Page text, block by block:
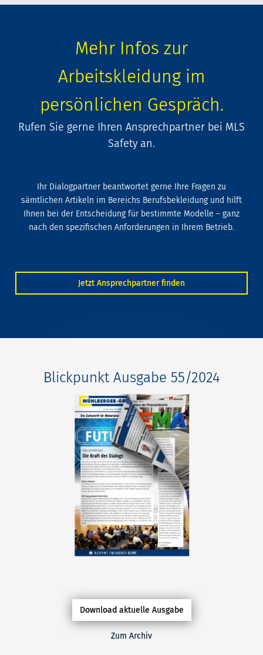
Mehr Infos zur
Arbeitskleidung im
persönlichen Gespräch.
Rufen Sie gerne Ihren Ansprechpartner bei MLS
Safety an.
Ihr Dialogpartner beantwortet gerne Ihre Fragen zu
sämtlichen Artikeln im Bereichs Berufsbekleidung und hilft
Ihnen bei der Entscheidung für bestimmte Modelle – ganz
nach den spezifischen Anforderungen in Ihrem Betrieb.
Jetzt Ansprechpartner finden
Blickpunkt Ausgabe 55/2024
Download aktuelle Ausgabe
Zum Archiv